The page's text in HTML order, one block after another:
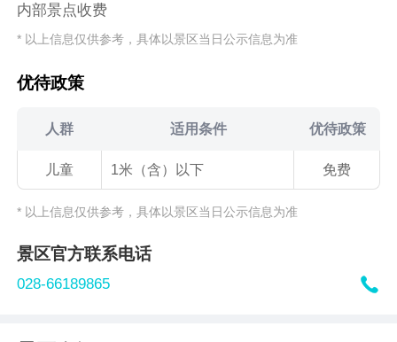
内部景点收费
* 以上信息仅供参考，具体以景区当日公示信息为准
优待政策
人群 适用条件 优待政策
儿童 1米（含）以下 免费
* 以上信息仅供参考，具体以景区当日公示信息为准
景区官方联系电话
028-66189865 